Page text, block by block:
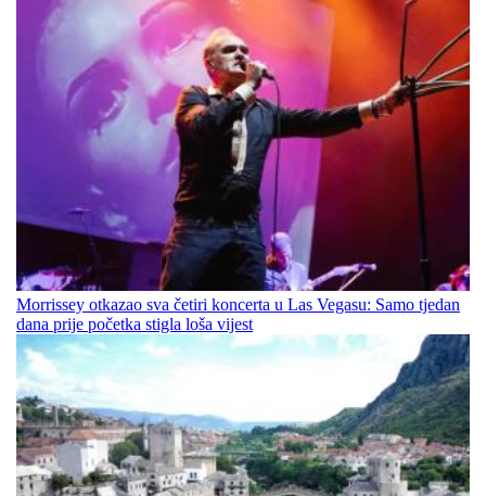
Morrissey otkazao sva četiri koncerta u Las Vegasu: Samo tjedan
dana prije početka stigla loša vijest